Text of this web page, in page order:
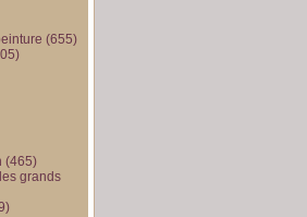
(655)
(465)
grands